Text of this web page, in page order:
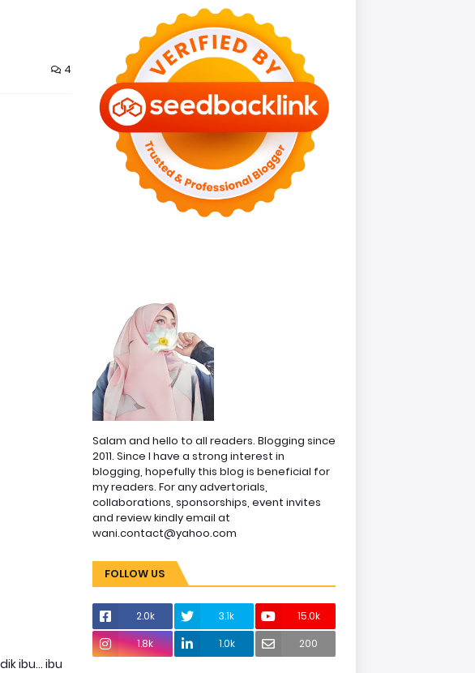
4
ibu... ibu
Salam and hello to all readers. Blogging since
2011. Since I have a strong interest in
blogging, hopefully this blog is beneficial for
my readers. For any advertorials,
collaborations, sponsorships, event invites
and review kindly email at
wani.contact@yahoo.com
FOLLOW US
2.0k 3.1k
15.0k
1.8k
1.0k 200